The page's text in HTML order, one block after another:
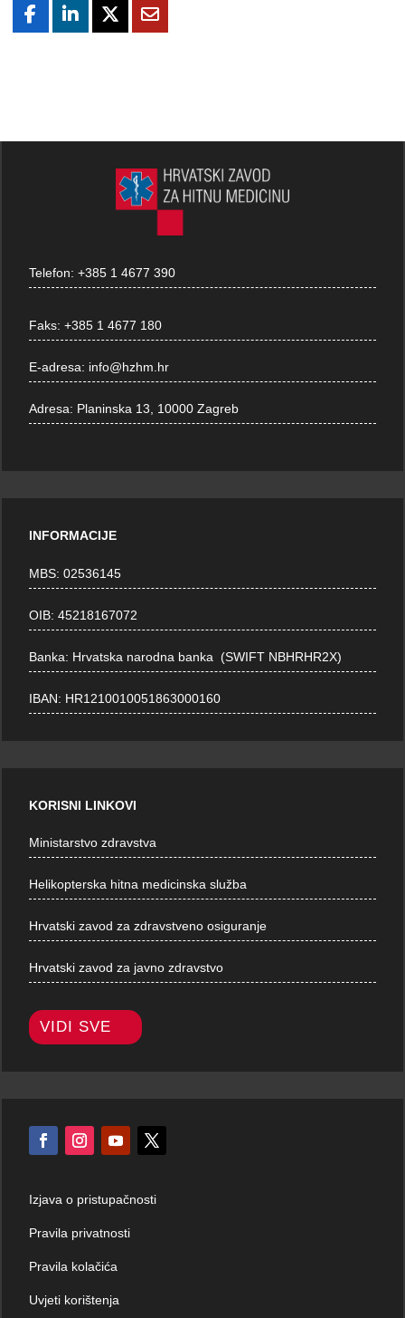
Telefon:+385 1 4677 390
Faks:+385 1 4677 180
E-adresa: info@hzhm.hr
Adresa: Planinska 13, 10000 Zagreb
INFORMACIJE
MBS: 02536145
OIB: 45218167072
Banka: Hrvatska narodna banka (SWIFT NBHRHR2X)
IBAN: HR1210010051863000160
KORISNI LINKOVI
Ministarstvo zdravstva
Helikopterska hitna medicinska služba
Hrvatski zavod za zdravstveno osiguranje
Hrvatski zavod za javno zdravstvo
VIDI SVE
Izjava o pristupačnosti
Pravila privatnosti
Pravila kolačića
Uvjeti korištenja